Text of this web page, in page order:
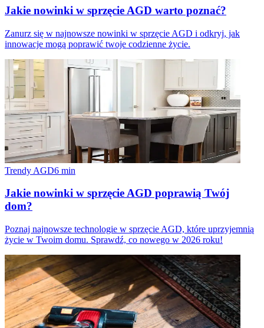
Jakie nowinki w sprzęcie AGD warto poznać?
Zanurz się w najnowsze nowinki w sprzęcie AGD i odkryj, jak
innowacje mogą poprawić twoje codzienne życie.
Trendy AGD6 min
Jakie nowinki w sprzęcie AGD poprawią Twój
dom?
Poznaj najnowsze technologie w sprzęcie AGD, które uprzyjemnią
życie w Twoim domu. Sprawdź, co nowego w 2026 roku!